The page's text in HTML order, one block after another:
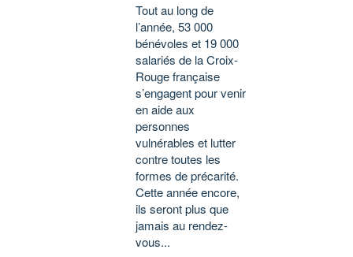
Tout au long de
l’année, 53 000
bénévoles et 19 000
salariés de la Croix-
Rouge française
s’engagent pour venir
en aide aux
personnes
vulnérables et lutter
contre toutes les
formes de précarité.
Cette année encore,
ils seront plus que
jamais au rendez-
vous...